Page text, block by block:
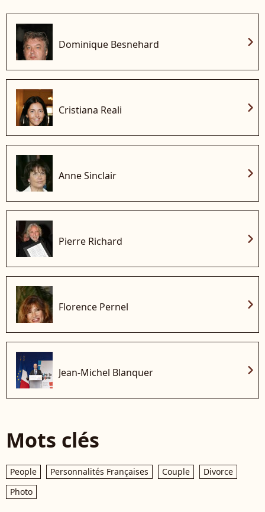
Dominique Besnehard chevron_right
Cristiana Reali chevron_right
Anne Sinclair chevron_right
Pierre Richard chevron_right
Florence Pernel chevron_right
Jean-Michel Blanquer chevron_right
Mots clés
People Personnalités Françaises Couple
Divorce
Photo